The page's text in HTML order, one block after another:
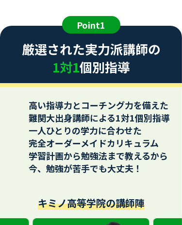
Point1
厳選された実力派講師の
1対1個別指導
高い指導力とコーチング力を備えた
難関大出身講師による1対1個別指導
一人ひとりの学力に合わせた
完全オーダーメイドカリキュラム
学習計画から勉強法まで教えるから
今、勉強が苦手でも大丈夫！
キミノ高等学院の講師陣